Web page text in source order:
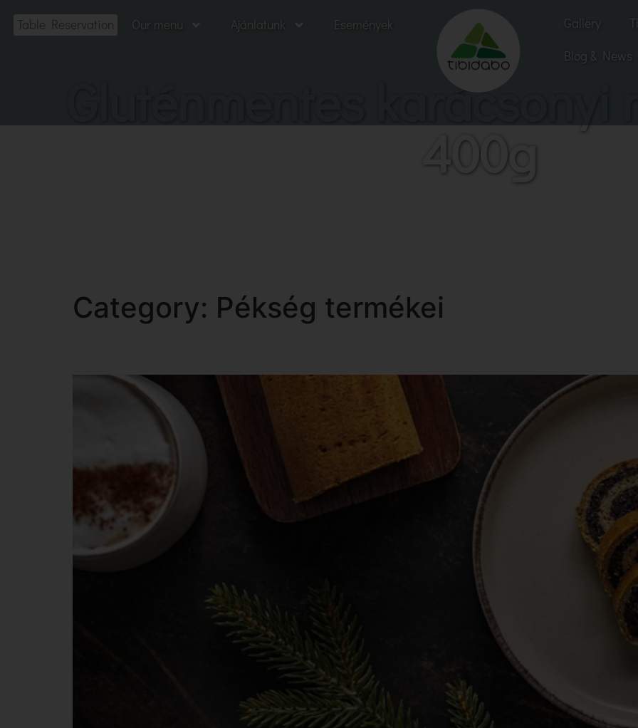
Table Reservation Our menu Ajánlatunk Események Gallery
Blog & News
Gluténmentes
400g
Category: Pékség termékei